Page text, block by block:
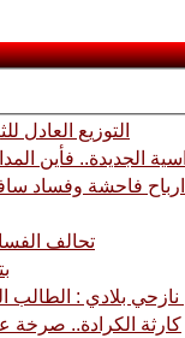
التوزيع
الجديدة.. فأين
ارباح فاحشة وفساد
تحالف
بلادي :
كارثة الكرادة..